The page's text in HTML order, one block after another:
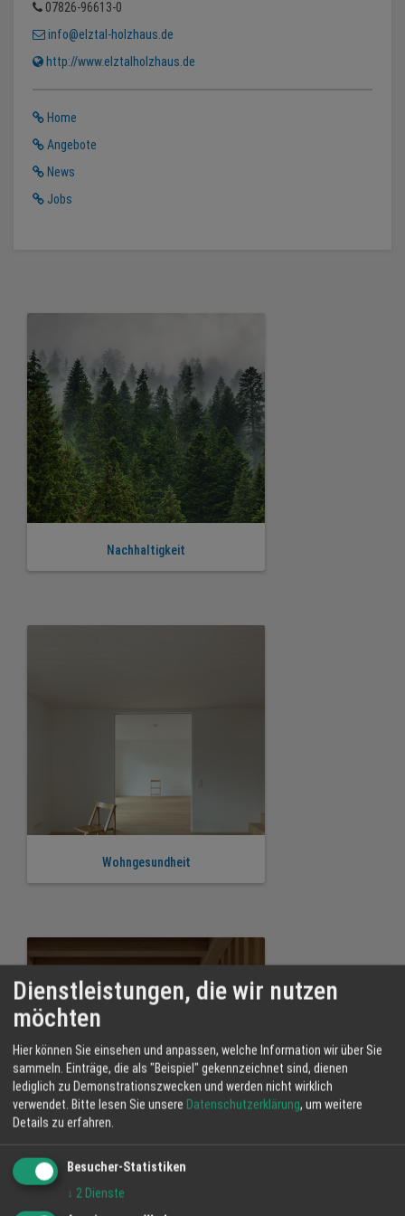
07826-96613-0
info@elztal-holzhaus.de
http://www.elztalholzhaus.de
Home
Angebote
News
Jobs
Nachhaltigkeit
Wohngesundheit
Brandschutz
Dienstleistungen, die wir nutzen
möchten
Hier können Sie einsehen und anpassen, welche Information wir über Sie
sammeln. Einträge, die als "Beispiel" gekennzeichnet sind, dienen
lediglich zu Demonstrationszwecken und werden nicht wirklich
verwendet. Bitte lesen Sie unsere Datenschutzerklärung, um weitere
Details zu erfahren.
Besucher-Statistiken
↓ 2 Dienste